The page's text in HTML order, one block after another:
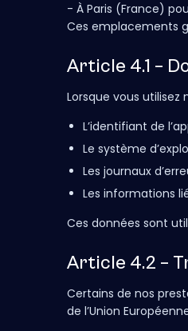
- À Paris (France)
Ces emplacements
Article 4.1 –
Lorsque vous
L’identifiant de
Le système
Les journaux
Les informations
Ces données sont
Article 4.2 –
Certains de nos
de l’Union